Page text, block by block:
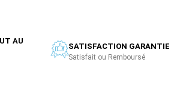
AU
SATISFACTION GARANTIE
Satisfait ou Remboursé